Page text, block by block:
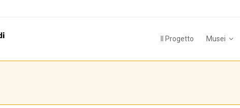
Il Progetto Musei